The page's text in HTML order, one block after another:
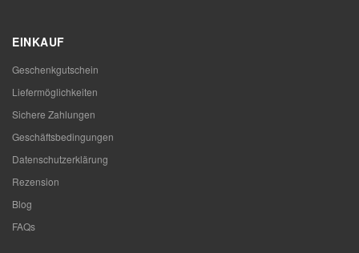
EINKAUF
Geschenkgutschein
Liefermöglichkeiten
Sichere Zahlungen
Geschäftsbedingungen
Datenschutzerklärung
Rezension
Blog
FAQs